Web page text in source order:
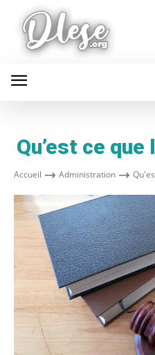
Qu’est ce
Accueil Administration